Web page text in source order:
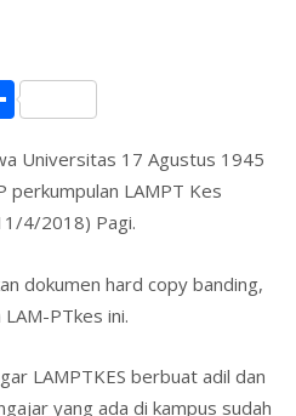
S
ar
e
Universitas 17 Agustus 1945
perkumpulan LAMPT Kes
4/2018) Pagi.
dokumen hard copy banding,
PTkes ini.
LAMPTKES berbuat adil dan
yang ada di kampus sudah